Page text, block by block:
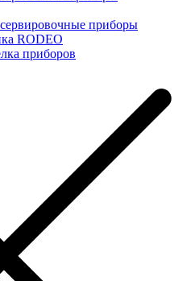
приборы
RODEO
приборов